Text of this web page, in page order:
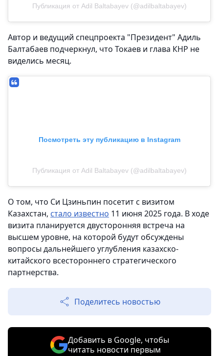
Публикация от Adil Baltabayev (@adilbaltabayev)
Автор и ведущий спецпроекта "Президент" Адиль
Балтабаев подчеркнул, что Токаев и глава КНР не
виделись месяц.
Посмотреть эту публикацию в Instagram
Публикация от Adil Baltabayev (@adilbaltabayev)
О том, что Си Цзиньпин посетит с визитом
Казахстан, стало известно 11 июня 2025 года. В ходе
визита планируется двусторонняя встреча на
высшем уровне, на которой будут обсуждены
вопросы дальнейшего углубления казахско-
китайского всестороннего стратегического
партнерства.
Поделитесь новостью
Добавить в Google, чтобы
читать новости первым